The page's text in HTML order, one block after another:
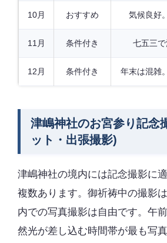
10月 おすすめ 気候良好
11月 条件付き 七五三
12月 条件付き 年末は混雑
津嶋神社のお宮参り記念
ット・出張撮影)
津嶋神社の境内には記念撮影に
複数あります。御祈祷中の撮影
内での写真撮影は自由です。午
然光が差し込む時間帯が最も写真